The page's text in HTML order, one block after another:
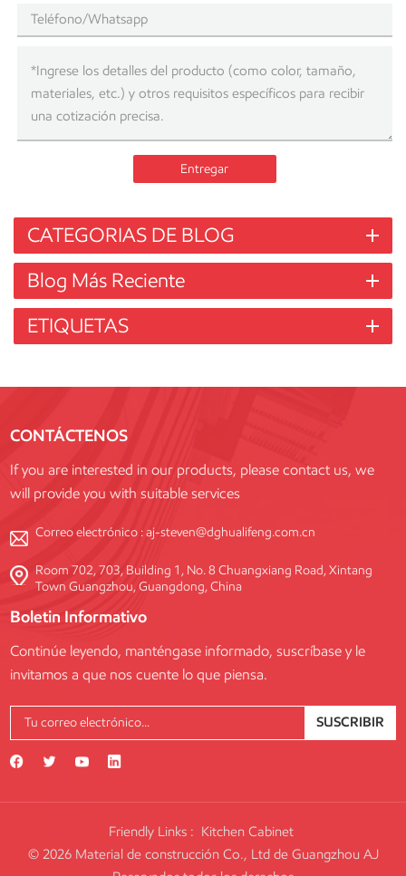
Entregar
CATEGORIAS DE BLOG
Blog Más Reciente
ETIQUETAS
CONTÁCTENOS
If you are interested in our products, please contact us, we
will provide you with suitable services
Correo electrónico :aj-steven@dghualifeng.com.cn
Room 702, 703, Building 1, No. 8 Chuangxiang Road, Xintang
Town Guangzhou, Guangdong, China
Boletin Informativo
Continúe leyendo, manténgase informado, suscríbase y le
invitamos a que nos cuente lo que piensa.
SUSCRIBIR
Friendly Links : Kitchen Cabinet
© 2026 Material de construcción Co., Ltd de Guangzhou AJ